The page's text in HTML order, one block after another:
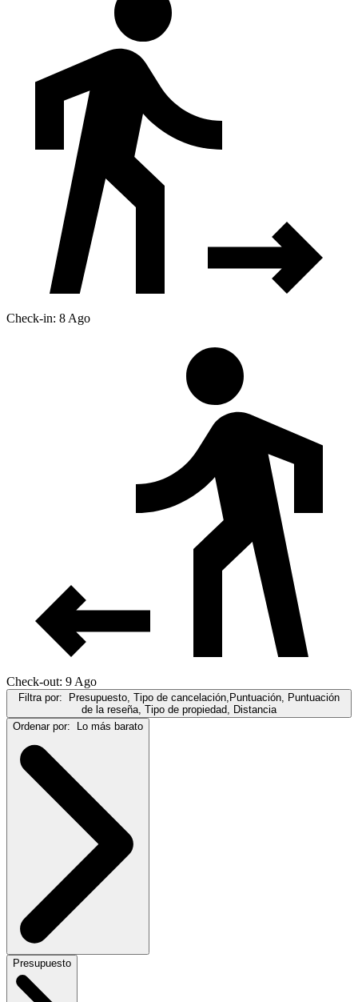
Check-in: 8 Ago
Check-out: 9 Ago
Filtra por:
Presupuesto, Tipo de cancelación,Puntuación, Puntuación
de la reseña, Tipo de propiedad, Distancia
Ordenar por:
Lo más barato
Presupuesto